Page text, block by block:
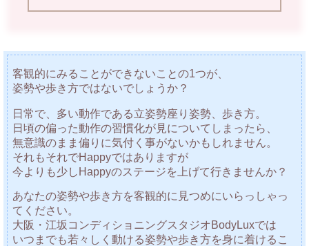
客観的にみることができないことの1つが、
姿勢や歩き方ではないでしょうか？
日常で、多い動作である立姿勢座り姿勢、歩き方。
日頃の偏った動作の習慣化が見についてしまったら、
無意識のまま偏りに気付く事がないかもしれません。
それもそれでHappyではありますが
今よりも少しHappyのステージを上げて行きませんか？
あなたの姿勢や歩き方を客観的に見つめにいらっしゃっ
てください。
大阪・江坂コンディショニングスタジオBodyLuxでは
いつまでも若々しく動ける姿勢や歩き方を身に着けるこ